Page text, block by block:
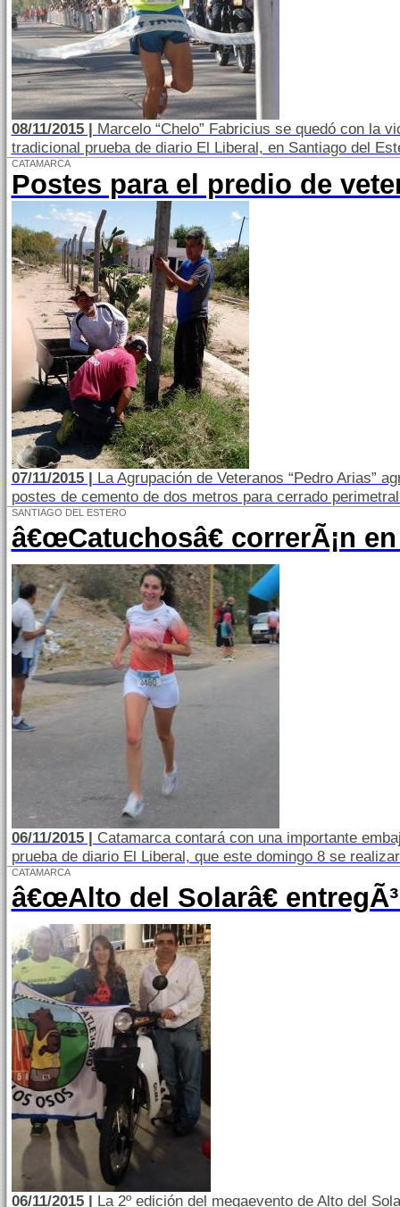
08/11/2015 | Marcelo “Chelo” Fabricius se quedó con la
tradicional prueba de diario El Liberal, en Santiago del
CATAMARCA
Postes para el predio de
07/11/2015 | La Agrupación de Veteranos “Pedro Arias”
postes de cemento de dos metros para cerrado
SANTIAGO DEL ESTERO
â€œCatuchosâ€ correrÃ¡n
06/11/2015 | Catamarca contará con una importante
prueba de diario El Liberal, que este domingo 8 se
CATAMARCA
â€œAlto del Solarâ€
06/11/2015 | La 2º edición del megaevento de Alto del